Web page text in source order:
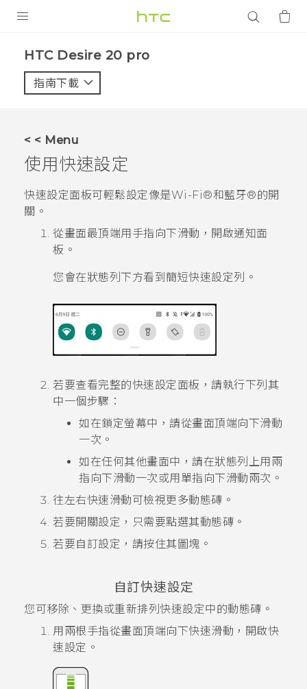
VIVE
應用程式
支援服務
‎HTC Desire 20 pro‎
指南下載
< < Menu
使用快速設定
快速設定面板可輕鬆設定像是Wi-Fi®和藍牙®的開
關。
從畫面最頂端用手指向下滑動，開啟通知面
板。
您會在狀態列下方看到簡短快速設定列。
若要查看完整的快速設定面板，請執行下列其
中一個步驟：
如在鎖定螢幕中，請從畫面頂端向下滑動
一次。
如在任何其他畫面中，請在狀態列上用兩
指向下滑動一次或用單指向下滑動兩次。
往左右快速滑動可檢視更多動態磚。
若要開關設定，只需要點選其動態磚。
若要自訂設定，請按住其圖塊。
自訂快速設定
您可移除、更換或重新排列 快速設定中的動態磚。
用兩根手指從畫面頂端向下快速滑動，開啟快
速設定 。